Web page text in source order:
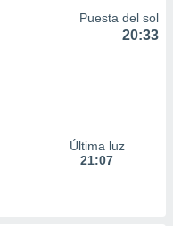
Puesta del sol
20:33
Última luz
21:07